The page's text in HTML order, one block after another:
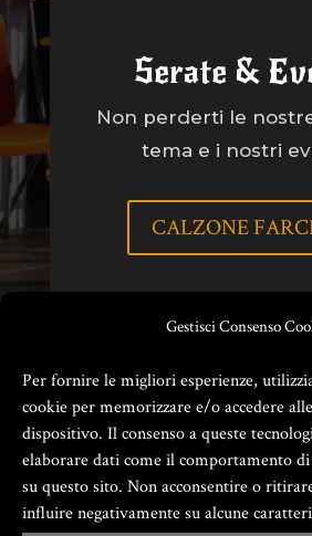
Gestisci Consenso
Per fornire le migliori esperienze,
cookie per memorizzare e/o accedere
dispositivo. Il consenso a queste
elaborare dati come il comportamento
su questo sito. Non acconsentire o
influire negativamente su alcune
Serate &
Non perderti le
tema e i nostri
CALZONE